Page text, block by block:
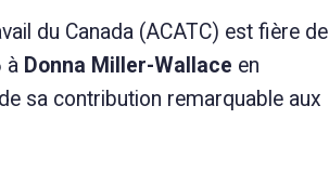
du Canada (ACATC) est fière de
àDonna Miller-Wallace en
sa contribution remarquable aux